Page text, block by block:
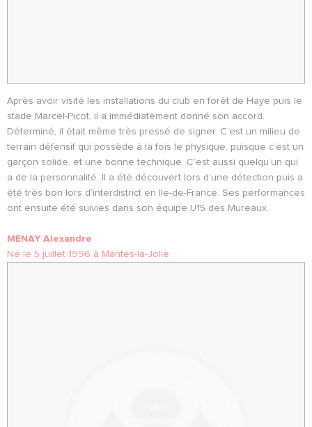
Après avoir visité les installations du club en forêt de Haye puis le
stade Marcel-Picot, il a immédiatement donné son accord.
Déterminé, il était même très pressé de signer. C’est un milieu de
terrain défensif qui possède à la fois le physique, puisque c’est un
garçon solide, et une bonne technique. C’est aussi quelqu’un qui
a de la personnalité. Il a été découvert lors d’une détection puis a
été très bon lors d’interdistrict en Ile-de-France. Ses performances
ont ensuite été suivies dans son équipe U15 des Mureaux.
MENAY Alexandre
Né le 5 juillet 1996 à Mantes-la-Jolie